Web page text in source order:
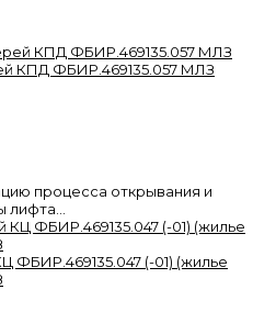
КПД ФБИР.469135.057 МЛЗ
процесса открывания и
ФБИР.469135.047 (-01) (жилье